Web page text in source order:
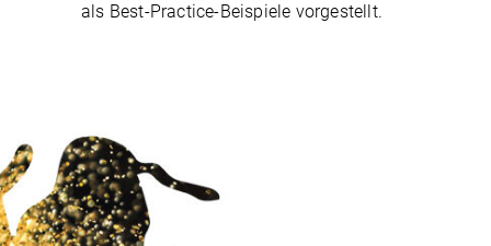
als Best-Practice-Beispiele vorgestellt.